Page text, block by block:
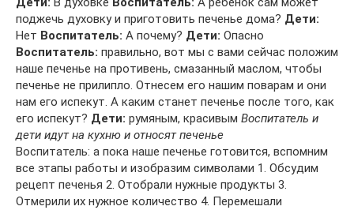
поджечь духовку и приготовить печенье дома? Дети:
Нет Воспитатель: А почему? Дети: Опасно
Воспитатель: правильно, вот мы с вами сейчас положим
наше печенье на противень, смазанный маслом, чтобы
печенье не прилипло. Отнесем его нашим поварам и они
нам его испекут. А каким станет печенье после того, как
его испекут? Дети: румяным, красивым Воспитатель и
дети идут на кухню и относят печенье
Воспитатель: а пока наше печенье готовится, вспомним
все этапы работы и изобразим символами 1. Обсудим
рецепт печенья 2. Отобрали нужные продукты 3.
Отмерили их нужное количество 4. Перемешали